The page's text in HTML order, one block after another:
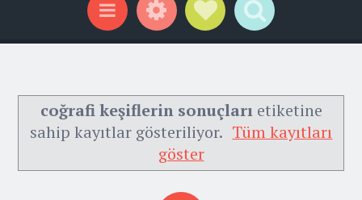
Menu WidgetsSocial Links
Search
coğrafi keşiflerin sonuçlarıetiketine
sahip kayıtlar gösteriliyor. Tüm kayıtları
göster